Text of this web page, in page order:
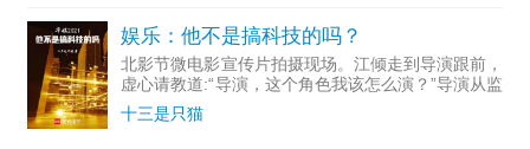
娱乐：他不是搞科技的吗？
北影节微电影宣传片拍摄现场。江倾走到导演跟前，
虚心请教道:“导演，这个角色我该怎么演？”导演从监
视器...
十三是只猫